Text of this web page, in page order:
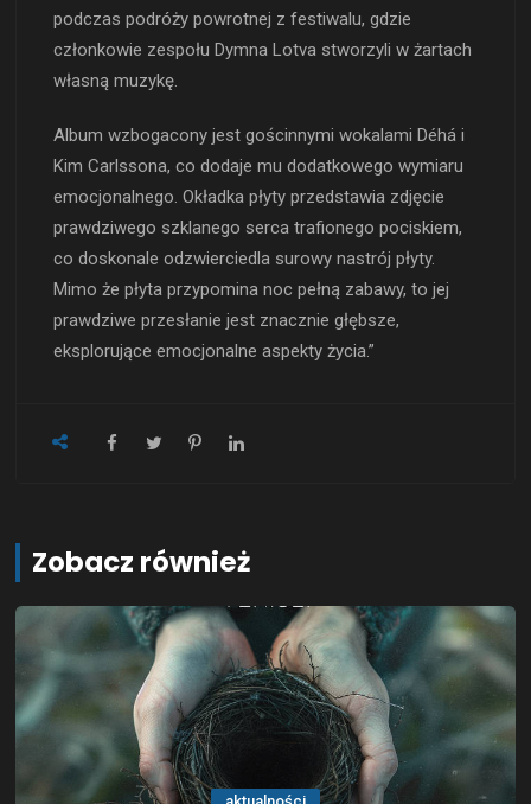
podczas podróży powrotnej z festiwalu, gdzie
członkowie zespołu Dymna Lotva stworzyli w żartach
własną muzykę.
Album wzbogacony jest gościnnymi wokalami Déhá i
Kim Carlssona, co dodaje mu dodatkowego wymiaru
emocjonalnego. Okładka płyty przedstawia zdjęcie
prawdziwego szklanego serca trafionego pociskiem,
co doskonale odzwierciedla surowy nastrój płyty.
Mimo że płyta przypomina noc pełną zabawy, to jej
prawdziwe przesłanie jest znacznie głębsze,
eksplorujące emocjonalne aspekty życia.”
Zobacz również